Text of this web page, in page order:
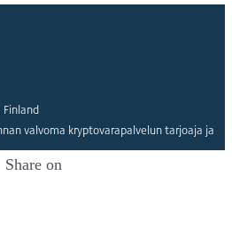
Finland
valvoma kryptovarapalvelun tarjoaja ja
Share on